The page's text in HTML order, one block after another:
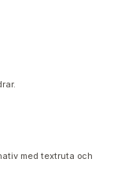
med textruta och